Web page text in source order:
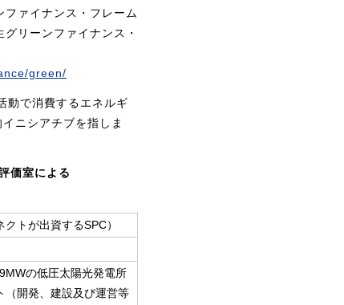
ァイナンス・フレーム
リーンファイナンス・
green/
で消費するエネルギ
ニシアチブを指しま
価室による
トが出資するSPC）
の低圧太陽光発電所
（開発、建設及び運営等